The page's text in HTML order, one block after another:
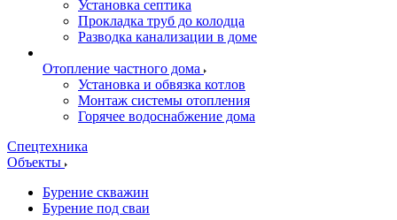
Установка септика
Прокладка труб до колодца
Разводка канализации в доме
Отопление частного дома
Установка и обвязка котлов
Монтаж системы отопления
Горячее водоснабжение дома
Спецтехника
Объекты
Бурение скважин
Бурение под сваи